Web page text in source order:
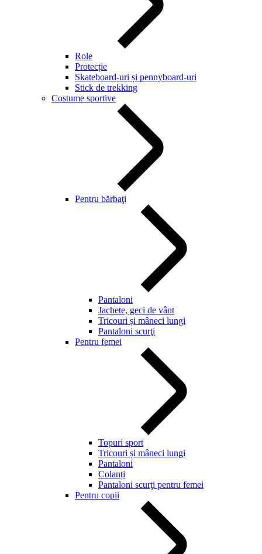
Role
Protecție
Skateboard-uri și pennyboard-uri
Stick de trekking
Costume sportive
Pentru bărbaţi
Pantaloni
Jachete, geci de vânt
Tricouri și mâneci lungi
Pantaloni scurţi
Pentru femei
Topuri sport
Tricouri și mâneci lungi
Pantaloni
Colanți
Pantaloni scurţi pentru femei
Pentru copii